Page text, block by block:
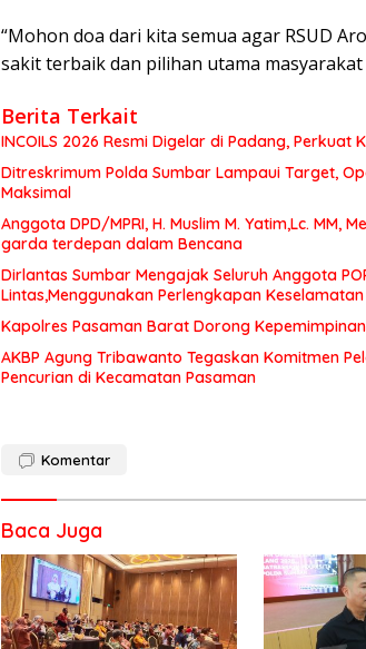
“Mohon doa dari kita semua agar RSUD
sakit terbaik dan pilihan utama
Berita Terkait
INCOILS 2026 Resmi Digelar di Padang,
Ditreskrimum Polda Sumbar Lampaui Target,
Maksimal
Anggota DPD/MPRI, H. Muslim M. Yatim,Lc. MM,
garda terdepan dalam Bencana
Dirlantas Sumbar Mengajak Seluruh Anggota
Lintas,Menggunakan Perlengkapan
Kapolres Pasaman Barat Dorong
AKBP Agung Tribawanto Tegaskan Komitmen
Pencurian di Kecamatan Pasaman
Komentar
Baca Juga